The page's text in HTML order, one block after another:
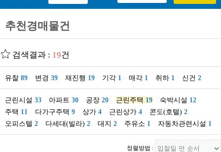
추천경매물건
검색결과 : 19건
유찰 89 변경 39 재진행 19 기각 1 매각 1 취하 1 신건 2
근린시설 33 아파트 30 공장 20 근린주택 19 숙박시설 12
주택 11 다가구주택 9 상가 4 근린상가 4 콘도(호텔) 2
오피스텔 2 다세대(빌라) 2 대지 2 주유소 1 자동차관련시설 1
정렬방법 :